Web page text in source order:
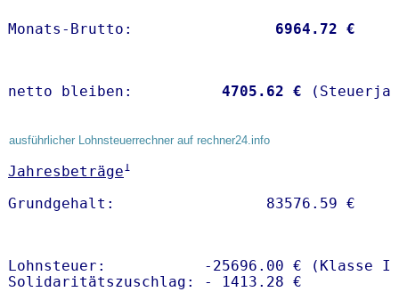
Monats-Brutto: 6964.72 €
netto bleiben: 4705.62 €
ausführlicher Lohnsteuerrechner auf rechner24.info
Jahresbeträge1
Lohnsteuer:           -25696.00 € (Klasse I)
Solidaritätszuschlag: - 1413.28 €